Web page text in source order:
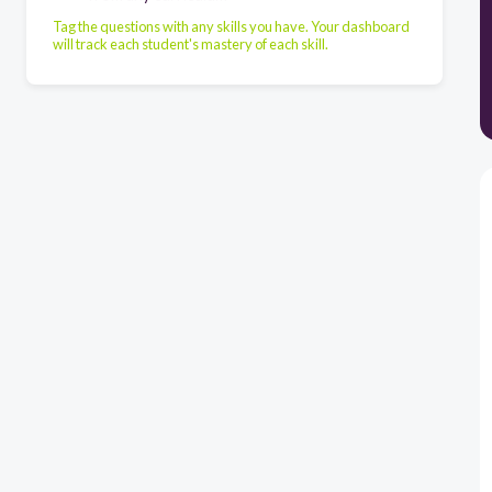
Tag the questions with any skills you have. Your dashboard
will track each student's mastery of each skill.